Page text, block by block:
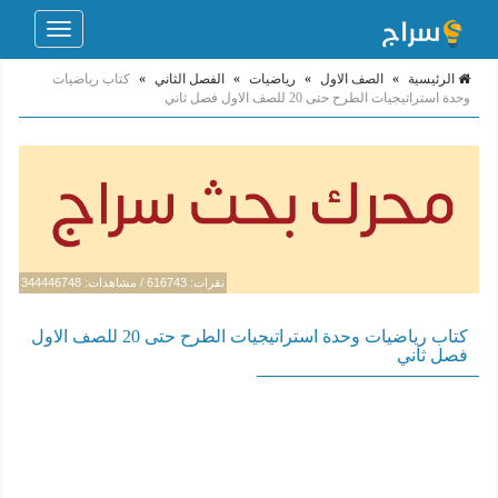
Toggle
الرئيسية » الصف الاول » رياضيات » الفصل الثاني » كتاب رياضيات
وحدة استراتيجيات الطرح حتى 20 للصف الاول فصل ثاني
نقرات: 616743 / مشاهدات: 344446748
كتاب رياضيات وحدة استراتيجيات الطرح حتى 20 للصف الاول
فصل ثاني